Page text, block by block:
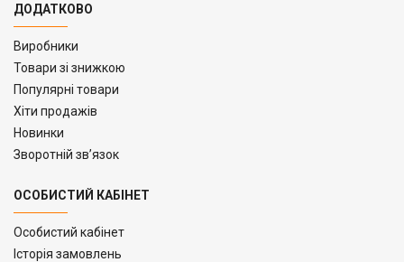
ДОДАТКОВО
Виробники
Товари зі знижкою
Популярні товари
Хіти продажів
Новинки
Зворотній зв’язок
ОСОБИСТИЙ КАБІНЕТ
Особистий кабінет
Історія замовлень